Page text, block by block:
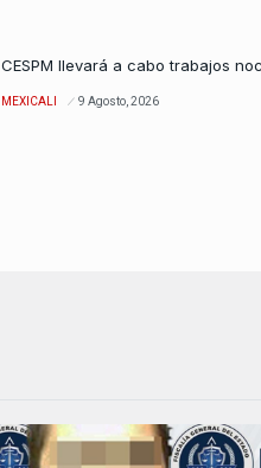
CESPM llevará a cabo trabajos
MEXICALI 9 Agosto, 2026